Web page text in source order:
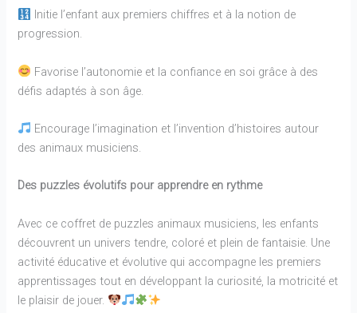
Initie l’enfant aux premiers chiffres et à la notion de
progression.
Favorise l’autonomie et la confiance en soi grâce à des
défis adaptés à son âge.
Encourage l’imagination et l’invention d’histoires autour
des animaux musiciens.
Des puzzles évolutifs pour apprendre en rythme
Avec ce coffret de puzzles animaux musiciens, les enfants
découvrent un univers tendre, coloré et plein de fantaisie. Une
activité éducative et évolutive qui accompagne les premiers
apprentissages tout en développant la curiosité, la motricité et
le plaisir de jouer.